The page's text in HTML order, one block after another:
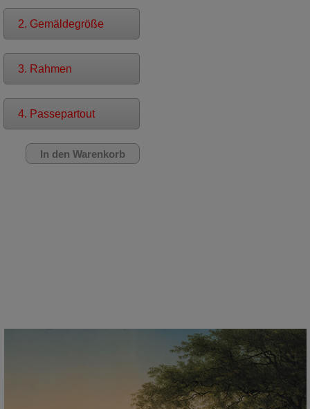
2. Gemäldegröße
3. Rahmen
4. Passepartout